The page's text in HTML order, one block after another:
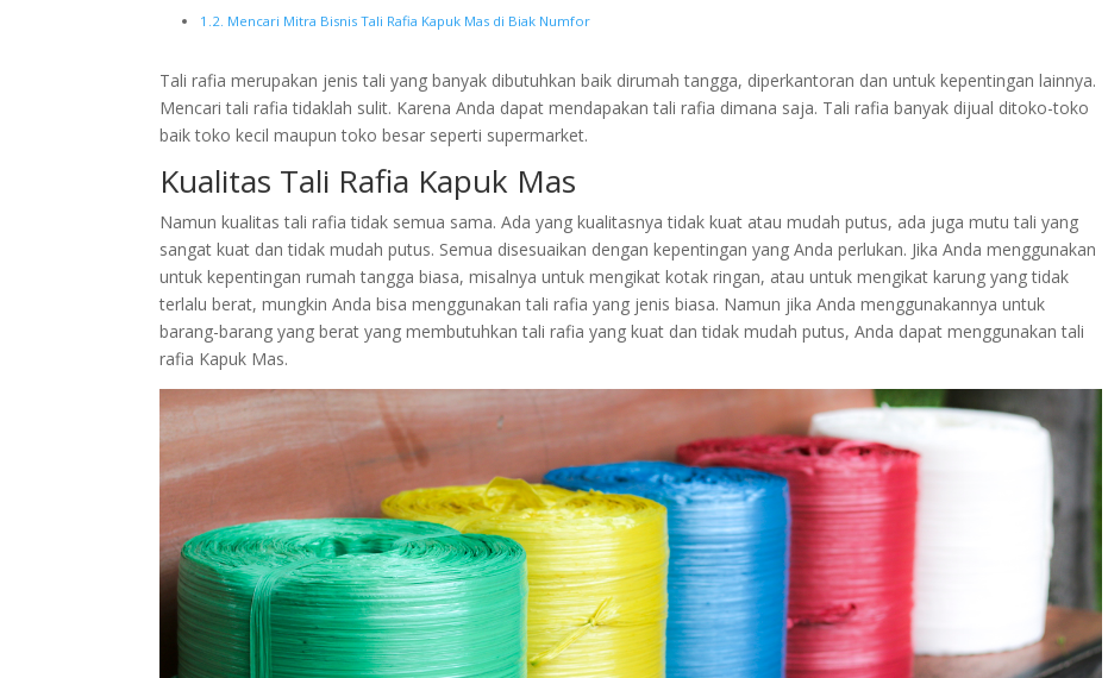
Mencari Mitra Bisnis Tali Rafia Kapuk Mas di Biak Numfor
Tali rafia merupakan jenis tali yang banyak dibutuhkan baik dirumah tangga, diperkantoran dan untuk kepentingan lainnya.
Mencari tali rafia tidaklah sulit. Karena Anda dapat mendapakan tali rafia dimana saja. Tali rafia banyak dijual ditoko-toko
baik toko kecil maupun toko besar seperti supermarket.
Kualitas Tali Rafia Kapuk Mas
Namun kualitas tali rafia tidak semua sama. Ada yang kualitasnya tidak kuat atau mudah putus, ada juga mutu tali yang
sangat kuat dan tidak mudah putus. Semua disesuaikan dengan kepentingan yang Anda perlukan. Jika Anda menggunakan
untuk kepentingan rumah tangga biasa, misalnya untuk mengikat kotak ringan, atau untuk mengikat karung yang tidak
terlalu berat, mungkin Anda bisa menggunakan tali rafia yang jenis biasa. Namun jika Anda menggunakannya untuk
barang-barang yang berat yang membutuhkan tali rafia yang kuat dan tidak mudah putus, Anda dapat menggunakan tali
rafia Kapuk Mas.